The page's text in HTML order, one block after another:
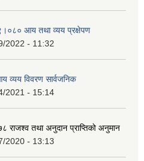
आय तथा व्यय प्रक्षेपण
2022 - 11:32
व्यय विवरण सार्वजनिक
2021 - 15:14
तथा अनुदान प्राप्तिको अनुमान
2020 - 13:13